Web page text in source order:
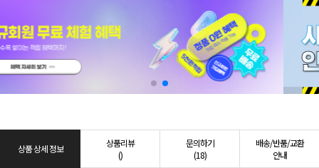
상품 상세 정보
상품리뷰
()
문의하기
(18)
배송/반품/교환
안내